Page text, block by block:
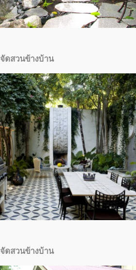
จัดสวนข้างบ้าน
จัดสวนข้างบ้าน